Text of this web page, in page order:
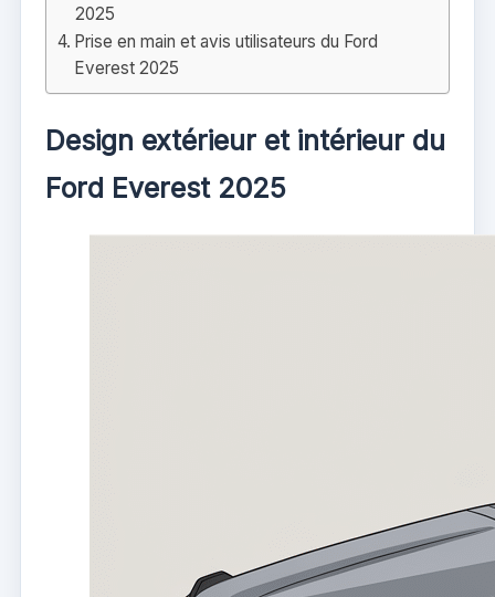
2025
Prise en main et avis utilisateurs du Ford
Everest 2025
Design extérieur et intérieur du
Ford Everest 2025